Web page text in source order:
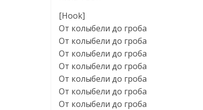
[Hook]
От колыбели до гроба
От колыбели до гроба
От колыбели до гроба
От колыбели до гроба
От колыбели до гроба
От колыбели до гроба
От колыбели до гроба